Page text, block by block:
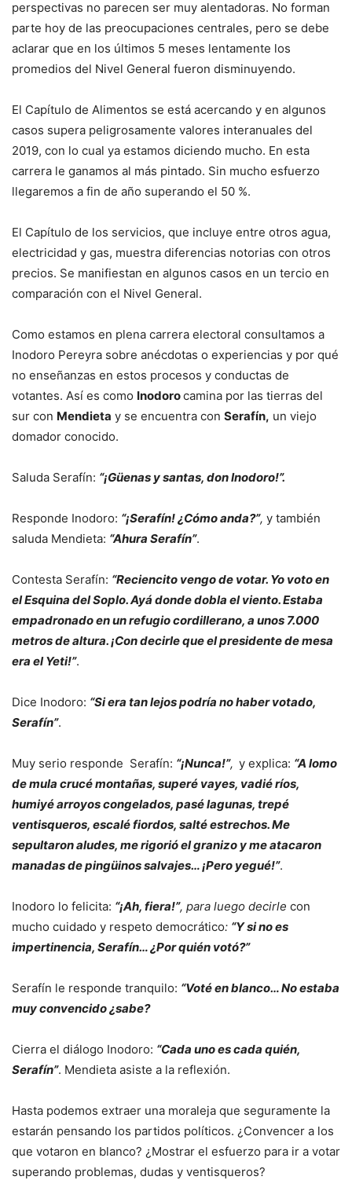
perspectivas no parecen ser muy alentadoras. No forman
parte hoy de las preocupaciones centrales, pero se debe
aclarar que en los últimos 5 meses lentamente los
promedios del Nivel General fueron disminuyendo.
El Capítulo de Alimentos se está acercando y en algunos
casos supera peligrosamente valores interanuales del
2019, con lo cual ya estamos diciendo mucho. En esta
carrera le ganamos al más pintado. Sin mucho esfuerzo
llegaremos a fin de año superando el 50 %.
El Capítulo de los servicios, que incluye entre otros agua,
electricidad y gas, muestra diferencias notorias con otros
precios. Se manifiestan en algunos casos en un tercio en
comparación con el Nivel General.
Como estamos en plena carrera electoral consultamos a
Inodoro Pereyra sobre anécdotas o experiencias y por qué
no enseñanzas en estos procesos y conductas de
votantes. Así es como Inodorocamina por las tierras del
sur con Mendieta y se encuentra con Serafín, un viejo
domador conocido.
Saluda Serafín: “¡Güenas y santas, don Inodoro!”.
Responde Inodoro: “¡Serafín! ¿Cómo anda?”, y también
saluda Mendieta: “Ahura Serafín”.
Contesta Serafín: “Reciencito vengo de votar. Yo voto en
el Esquina del Soplo. Ayá donde dobla el viento. Estaba
empadronado en un refugio cordillerano, a unos 7.000
metros de altura. ¡Con decirle que el presidente de mesa
era el Yeti!”.
Dice Inodoro: “Si era tan lejos podría no haber votado,
Serafín”.
Muy serio responde Serafín: “¡Nunca!”, y explica: “A lomo
de mula crucé montañas, superé vayes, vadié ríos,
humiyé arroyos congelados, pasé lagunas, trepé
ventisqueros, escalé fiordos, salté estrechos. Me
sepultaron aludes, me rigorió el granizo y me atacaron
manadas de pingüinos salvajes… ¡Pero yegué!”.
Inodoro lo felicita: “¡Ah, fiera!”, para luego decirle con
mucho cuidado y respeto democrático: “Y si no es
impertinencia, Serafín… ¿Por quién votó?”
Serafín le responde tranquilo: “Voté en blanco… No estaba
muy convencido ¿sabe?
Cierra el diálogo Inodoro: “Cada uno es cada quién,
Serafín”. Mendieta asiste a la reflexión.
Hasta podemos extraer una moraleja que seguramente la
estarán pensando los partidos políticos. ¿Convencer a los
que votaron en blanco? ¿Mostrar el esfuerzo para ir a votar
superando problemas, dudas y ventisqueros?